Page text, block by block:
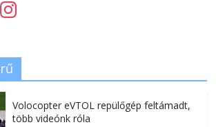
Volocopter eVTOL repülőgép feltámadt,
több videónk róla